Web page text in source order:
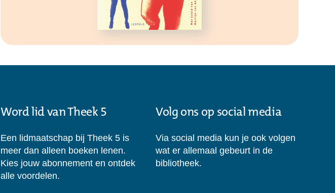
Word lid van Theek 5
Een lidmaatschap bij Theek 5 is
meer dan alleen boeken lenen.
Kies jouw abonnement en ontdek
alle voordelen.
Volg ons op social media
Via social media kun je ook volgen
wat er allemaal gebeurt in de
bibliotheek.